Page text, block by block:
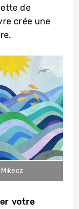
de
crée une
votre